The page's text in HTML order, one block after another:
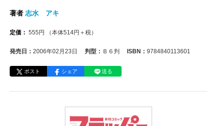
著者 志水 アキ
定価： 555 円 （本体514円＋税）
発売日： 2006年02月23日 判型： Ｂ６判 ISBN： 9784840113601
ポスト シェア 送る